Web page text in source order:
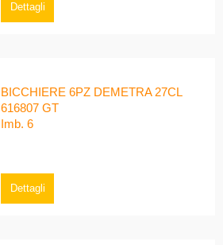
Dettagli
BICCHIERE 6PZ DEMETRA 27CL
616807 GT
Imb. 6
Dettagli